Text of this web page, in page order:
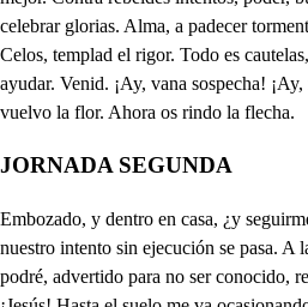
JORNADA SEGUNDA
Embozado, y dentro en casa, ¿y seguirme tan atento? De casar es, nuestro intento sin ejecución se pasa. A la calle salir quiero, a donde podré, advertido para no ser conocido, retirarme. Ah, caballero, ¿oye? ¡Jesús! Hasta el suelo me va ocasionando enojos: ¿no bastaba que a mis ojos niegue sus luces el Cielo? Mas que me detengo, cuando veo huir a mi enemigo encubierto, y, ¿no le sigo? Ayúdame, honor, volando. La nochecilla es obscura, con haber poco que es noche, si yo naciera con coche, viniera con más ventura. Vámonos con tientos mil y estemos bien en el caso, que es peligroso este paso, pasándolo sin candil. Esta es mi casa, bendito Dios, que seguro he llegado: ruido siento hacia este lado, vamos pisando quedito. Ya he pasado del zaguán. ¡Oh, lo que el Duque se tarda! (Pero aquí Laura, ¿qué aguarda? Mas, ¿si tiene otro galán? Pues embózome, por ver con toda curiosidad, si va saliendo verdad lo que yo voy a creer.) Laura. Gran tiempo ha que he estado, señor, aguardando aquí. ¿Sin dormirte? Señor, sí. Eres moza de cuidado. Entra, que ahora hay lugar, y podrás seguramente parlar lo que te contente. ¿No he de hacer más que parlar? Bueno, si tu la procuras, en mirando la ocasión, lógrala de repelón. ¿Y habemos de estar a oscuras? Muchas preguntas me haces, de gorja, señor, estás. Allá dentro lo verás: (¡ah, infame, qué cruel naces, que has herido; qué dolor! ¡A un alma, qué desconsuelos! Parece que tengo celos antes de tener amor. ¿Matárela? Voy errado, que en el lance que he cogido no he de obrar como marido, sino como amartelado. Y así, con esta pretina, que en hierros nuevos está, por los suyos llevará una negra disciplina.) ¿No andas? Ya ando, que voy disponiendo en que pagarte tanto bien. Deja eso aparte: (Rica de esta noche soy.) ¿Se habrá recogido Fabio? Ya debe estar recogido, durmiendo lo que ha bebido. (Quien pregunta oye su agravio,) ¿por qué hablas de Fabio así? Porque es loco de invención, muy metido a discreción hablando al zaquizamí. Lacayo preguntador, y muy amigo de coche, pero en llegando la noche, perdónalo tú, Señor. (Di más, que todo lo escucha callando la pretinilla, pues yo, con esta flemilla, disfrazo cólera mucha.) Dígolo porque es valiente Fabio, y, si me encuentra así, nos perderemos aquí. Con un golpe solamente me apostaba yo a tendello; ¿qué es golpe? Con un soplillo cayera de colodrillo; no debes de conocello, pues valiente lo imaginas: quédate en este aposento, que yo volveré al momento. Laura, si algunas pretinas hay, me las puedes traer. Pues di, ¿Para qué las quieres? No se metan las mujeres en más que en obedecer. ¿Habremos quedado buenos, honor? ¿Qué haremos ahora, que de injurias la señora nos ha dejado rellenos? Paciencia, hasta después que nos vengue la pretina: mas, ¿qué cubre esta cortina? Una cama pienso que es, no mala: mas, ¿cuándo a mí nada me parece mal? Ahora bien, yo estoy tal, que no puedo estar así. Bueno será desnudarme, pues al fin lo he de hacer; bravo susto ha de tener doña Laura al registrarme. Escápeme de aquel que con cuidado me seguía, y me pesa de no haberle aguardado; pero con recato amor profesa de que se precia el mío, quise, aunque en contra de mi heroico brío, mirando la opinión de Serafina, a quien amor me inclina, obrar, porque fue entonces importante: No como poderoso, como amante. ¿Si me estará aguardando Laura? Aunque no estará Enrico recogido: abierta está la puerta, iréme entrando que quiero aquí, atrevido, segunda vez fiarme a la fortuna, quizá de dos acertaré la una. ¡Oh, ruego a amor favorecerme quiera!, aquesta es la escalera, que a una espaciosa cuadra se termina, que al cuarto pasa allí de Serafina, de todo me dio cuenta la criada: quiero entrar, y, si airada la suerte me siguiere, y en fin me descubriere, apelaré al poder, que en tal fatiga más lo severo que lo tierno obliga. Ligeros pasos siento, ya mi advertido aliento recatado me tiene, ¡oh, fuese Serafina la que viene! Todo causa atención a mi desvelo; en este sitio, que es de mi consuelo, escuché pasos; ¿si será Ricardo? que ha mucho que le aguardo; que como Enrico siempre tarde viene, por la asistencia que en Palacio tiene, tengo lugar para engañar la pena de contemplarme en su poder ajena, con Ricardo, a quien amo tiernamente, sin que pase mi amor de lo decente. ¿Es Ricardo? (Isabela, me parece esta que se me ofrece; ¿más que querrá a Ricardo? pero que, ¿me acobardo en responder que sí?) Sí, mi señora. ¿En qué te has detenido? Enrico no ha venido, y hay poco tiempo para hablar ahora; Serafina aguardando está, y estoy de prisa. (¿Yo dudando me confundo? Isabela es la tercera, porque yo ciego muera, de Ricardo, y hallada en sus amores, pues dice está aguardando Serafina; pues, ¿para qué mi corazón se inclina a conservar dolores, pudiendo, o por violencia, o por grado verse desenfadado? Pero en esta ocasión será más bueno descubrir a Isabela lo que peno por Serafina, y ella es tan discreta que acudirá solícita, y secreta al remedio que aguardo.) ¡No respondes, Ricardo! No es Ricardo. Ay de mí. El que se halla en tu presencia, Isabel, sino el Duque de Florencia. Pues como vos, señor, aquí turbada siento a mi lengua, y en prisión helada. Señora, hablemos claro: yo he sabido que es Ricardo de ti favorecido en su empresa amorosa, que tú le solicitas cuidadosa los ratos de consuelo. ¿Qué es lo que escucho? Mucho mal recelo. Yo, pues, a ti rendido. ¡Qué sin razón! Te pido, si no quieres que pruebe los rigores Ricardo de mis celos. ¡Qué crueldad! Que me escuches mis amores. Mortal estoy. Que en fúnebres desvelos ha padecido el pecho enamorado rigor de amante, y pena de callado. Señor, vuestras razones me turban. ¿Ya me pones dificultades? Mira que sujeto estaré a tu precepto, y a tus pies mi corona, mi atrevimiento pertinaz perdona. A Fabio. Ay de mí, que es mi esposo,